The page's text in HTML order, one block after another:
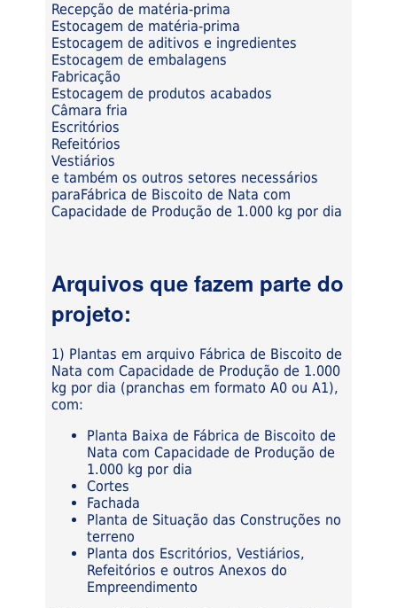
Recepção de matéria-prima
Estocagem de matéria-prima
Estocagem de aditivos e ingredientes
Estocagem de embalagens
Fabricação
Estocagem de produtos acabados
Câmara fria
Escritórios
Refeitórios
Vestiários
e também os outros setores necessários
paraFábrica de Biscoito de Nata com
Capacidade de Produção de 1.000 kg por dia
Arquivos que fazem parte do
projeto:
1) Plantas em arquivo Fábrica de Biscoito de
Nata com Capacidade de Produção de 1.000
kg por dia (pranchas em formato A0 ou A1),
com:
Planta Baixa de Fábrica de Biscoito de
Nata com Capacidade de Produção de
1.000 kg por dia
Cortes
Fachada
Planta de Situação das Construções no
terreno
Planta dos Escritórios, Vestiários,
Refeitórios e outros Anexos do
Empreendimento